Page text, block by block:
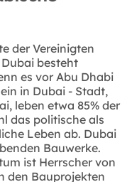
der Vereinigten
besteht
es vor Abu Dhabi
in Dubai - Stadt,
leben etwa 85% der
das politische als
Leben ab. Dubai
Bauwerke.
ist Herrscher von
den Bauprojekten